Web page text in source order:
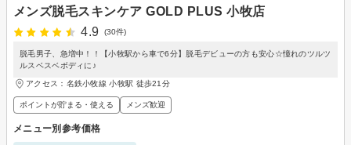
メンズ脱毛スキンケア GOLD PLUS 小牧店
4.9
(30件)
脱毛男子、急増中！！【小牧駅から車で6分】脱毛デビューの方も安心☆憧れのツルツ
ルスベスベボディに♪
アクセス：名鉄小牧線 小牧駅 徒歩21分
ポイントが貯まる・使える メンズ歓迎
メニュー別参考価格